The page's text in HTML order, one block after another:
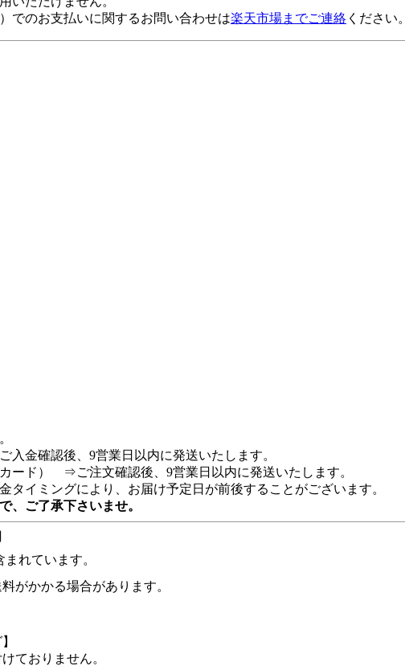
でのお支払いに関するお問い合わせは楽天市場までご連絡 ください。
金確認後、9営業日以内に発送いたします。
ード） ⇒ご注文確認後、9営業日以内に発送いたします。
イミングにより、お届け予定日が前後することがございます。
、ご了承下さいませ。
れています。
がかかる場合があります。
ておりません。